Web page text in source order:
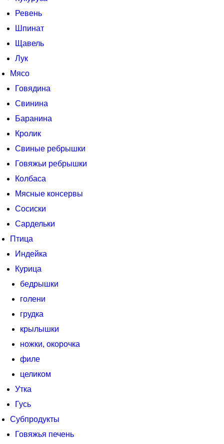
Ревень
Шпинат
Щавель
Лук
Мясо
Говядина
Свинина
Баранина
Кролик
Свиные ребрышки
Говяжьи ребрышки
Колбаса
Мясные консервы
Сосиски
Сардельки
Птица
Индейка
Курица
бедрышки
голени
грудка
крылышки
ножки, окорочка
филе
целиком
Утка
Гусь
Субпродукты
Говяжья печень